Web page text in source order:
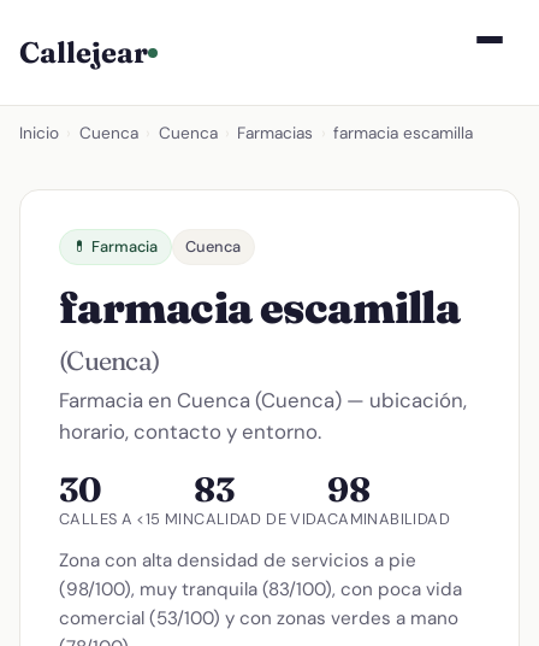
Callejear
Inicio Cuenca Cuenca Farmacias farmacia escamilla
💊 Farmacia Cuenca
farmacia escamilla
(Cuenca)
Farmacia en Cuenca (Cuenca) — ubicación,
horario, contacto y entorno.
30
CALLES A <15 MIN
83
CALIDAD DE VIDA
98
CAMINABILIDAD
Zona con alta densidad de servicios a pie
(98/100), muy tranquila (83/100), con poca vida
comercial (53/100) y con zonas verdes a mano